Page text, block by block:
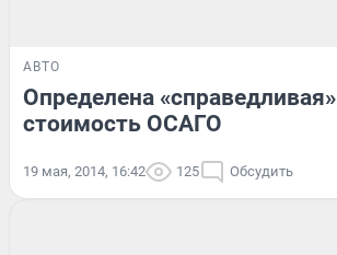
АВТО
Определена «справедливая»
стоимость ОСАГО
19 мая, 2014, 16:42 125 Обсудить